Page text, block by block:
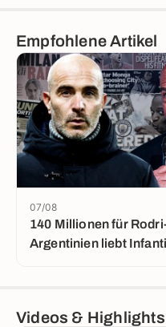
Empfohlene Artikel
140 Millionen für
Argentinien liebt
07/08
Videos & Highlights